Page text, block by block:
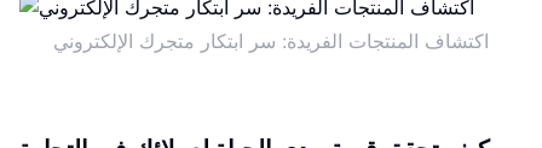
اكتشاف المنتجات الفريدة: سر ابتكار متجرك الإلكتروني